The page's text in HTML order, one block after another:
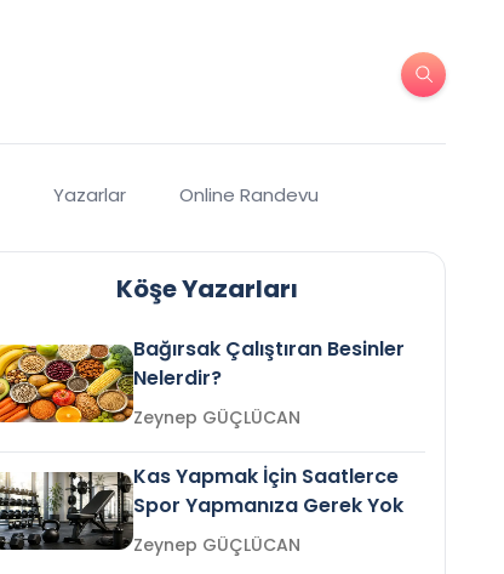
Yazarlar Online Randevu
Köşe Yazarları
Bağırsak Çalıştıran Besinler
Nelerdir?
Zeynep GÜÇLÜCAN
Kas Yapmak İçin Saatlerce
Spor Yapmanıza Gerek Yok
Zeynep GÜÇLÜCAN